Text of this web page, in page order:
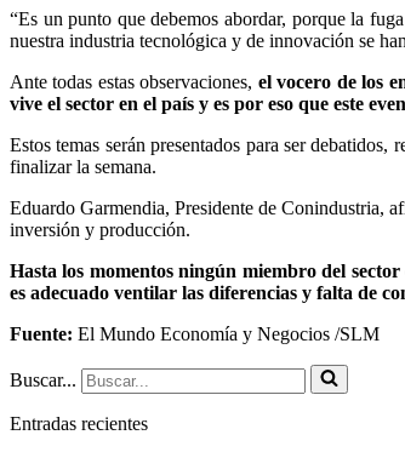
“Es un punto que debemos abordar, porque la
nuestra industria tecnológica y de innovación se
Ante todas estas observaciones, el vocero de los
vive el sector en el país y es por eso que este
Estos temas serán presentados para ser
finalizar la semana.
Eduardo Garmendia, Presidente de Conindustria,
inversión y producción.
Hasta los momentos ningún miembro del
es adecuado ventilar las diferencias y falta de
Fuente: El Mundo Economía y Negocios /SLM
Buscar...
Entradas recientes